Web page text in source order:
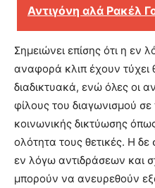
Αντιγόνη αλά Ρακέλ
Σημειώνει επίσης ότι η εν
αναφορά κλιπ έχουν τύχει
διαδικτυακά, ενώ όλες οι
φίλους του διαγωνισμού
κοινωνικής δικτύωσης
ολότητα τους θετικές. Η δε
εν λόγω αντιδράσεων και
μπορούν να ανευρεθούν